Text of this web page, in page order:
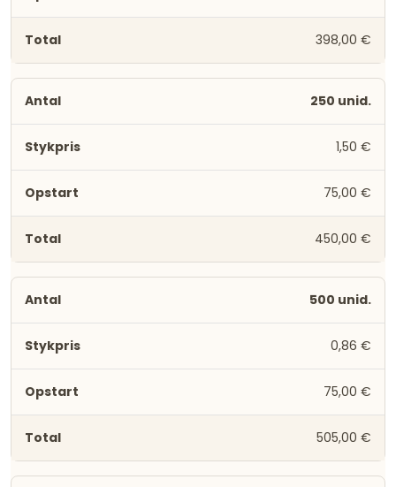
398,00 €
250 unid.
1,50 €
75,00 €
450,00 €
500 unid.
0,86 €
75,00 €
505,00 €